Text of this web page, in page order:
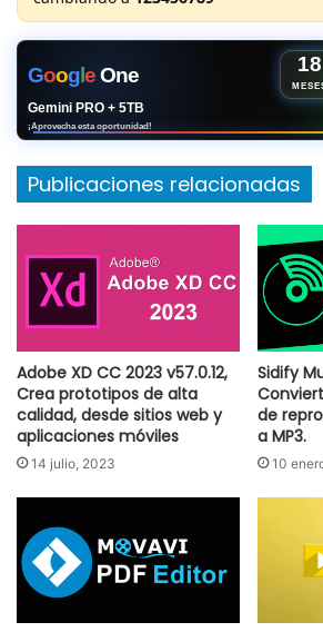
GoogeOne 18
Gemini PRO + 5TB
¡Aprovecha esta oportunidad!
Publicaciones relacionadas
Adobe XD CC 2023 v57.0.12,
Crea prototipos de alta
calidad, desde sitios web y
aplicaciones móviles
14 julio, 2023
Sidify
de
a MP3.
10